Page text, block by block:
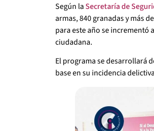
Según laSecretaría de
armas, 840 granadas y más
para este año se incrementó
ciudadana.
El programa se desarrollará
base en su incidencia